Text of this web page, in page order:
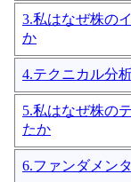
3.私はなぜ株の
か
4.テクニカル分
5.私はなぜ株の
たか
6.ファンダメン